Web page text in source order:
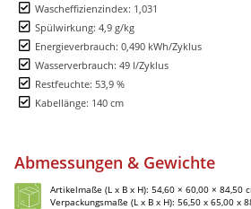
Wascheffizienzindex: 1,031
Spülwirkung: 4,9 g/kg
Energieverbrauch: 0,490 kWh/Zyklus
Wasserverbrauch: 49 l/Zyklus
Restfeuchte: 53,9 %
Kabellänge: 140 cm
Abmessungen & Gewichte
Artikelmaße (L x B x H): 54,60 × 60,00 × 84,50
Verpackungsmaße (L x B x H): 56,50 x 65,00 x